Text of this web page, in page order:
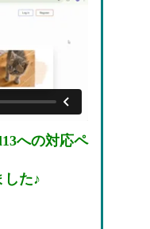
への対応ペ
した♪